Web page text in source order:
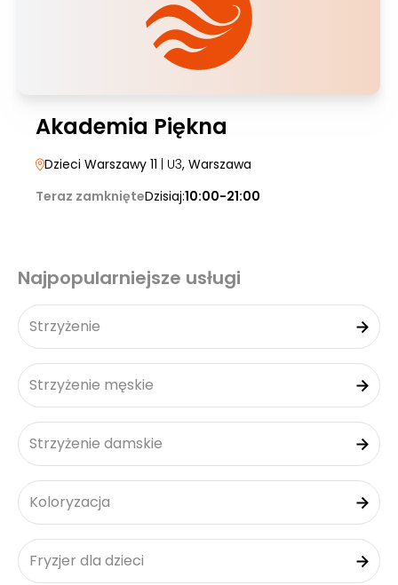
Akademia Piękna
Dzieci Warszawy 11 | U3, Warszawa
Teraz zamknięteDzisiaj:10:00-21:00
Najpopularniejsze usługi
Strzyżenie
Strzyżenie męskie
Strzyżenie damskie
Koloryzacja
Fryzjer dla dzieci